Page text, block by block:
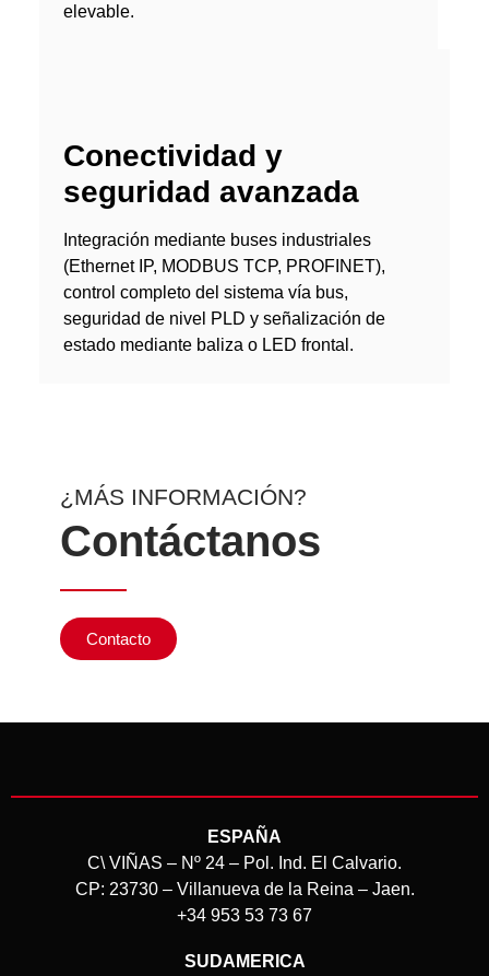
elevable.
Conectividad y
seguridad avanzada
Integración mediante buses industriales
(Ethernet IP, MODBUS TCP, PROFINET),
control completo del sistema vía bus,
seguridad de nivel PLD y señalización de
estado mediante baliza o LED frontal.
¿MÁS INFORMACIÓN?
Contáctanos
Contacto
ESPAÑA
C\ VIÑAS – Nº 24 – Pol. Ind. El Calvario.
CP: 23730 – Villanueva de la Reina – Jaen.
+34 953 53 73 67
SUDAMERICA